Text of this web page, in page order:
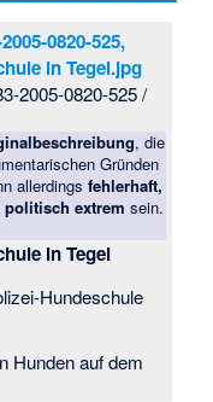
0820-525,
in Tegel.jpg
2005-0820-525 /
, die
Gründen
allerdingsfehlerhaft,
extrem sein.
in Tegel
Hundeschule
Hunden auf dem